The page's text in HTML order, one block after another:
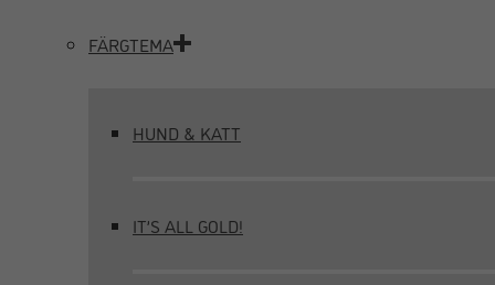
FÄRGTEMA
HUND & KATT
IT’S ALL GOLD!